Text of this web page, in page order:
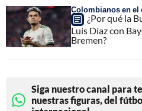
Colombianos en el
¿Por qué la
Luis Díaz con
Bremen?
Siga nuestro canal para
nuestras figuras, del